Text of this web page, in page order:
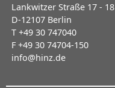
Lankwitzer Straße 17 - 18
D-12107 Berlin
T +49 30 747040
F +49 30 74704-150
info@hinz.de